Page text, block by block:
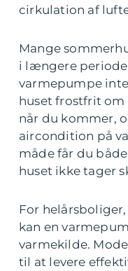
cirkulation af
Mange
i længere
varmepumpe
huset frostfrit
når du kommer,
aircondition på
måde får du
huset ikke tager
For
kan en
varmekilde.
til at levere